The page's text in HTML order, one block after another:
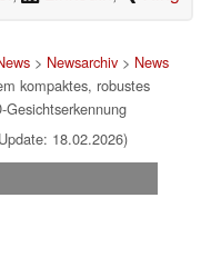
> Newsarchiv> News
kompaktes, robustes
18.02.2026)